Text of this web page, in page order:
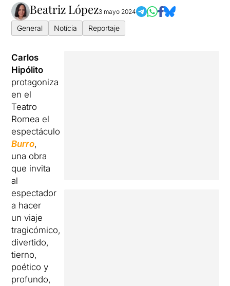
Beatriz López3 mayo 2024
General Notícia Reportaje
Carlos
Hipólito
protagoniza
en el
Teatro
Romea el
espectáculo
Burro,
una obra
que invita
al
espectador
a hacer
un viaje
tragicómico,
divertido,
tierno,
poético y
profundo,